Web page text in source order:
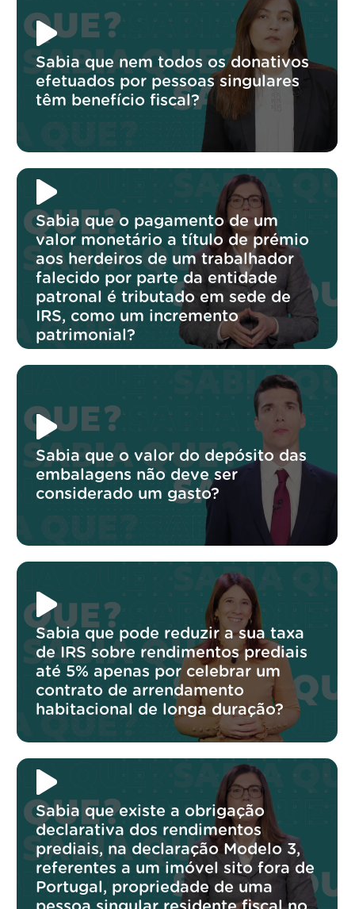
Sabia que nem todos os donativos
efetuados por pessoas singulares
têm benefício fiscal?
Sabia que o pagamento de um
valor monetário a título de prémio
aos herdeiros de um trabalhador
falecido por parte da entidade
patronal é tributado em sede de
IRS, como um incremento
patrimonial?
Sabia que o valor do depósito das
embalagens não deve ser
considerado um gasto?
Sabia que pode reduzir a sua taxa
de IRS sobre rendimentos prediais
até 5% apenas por celebrar um
contrato de arrendamento
habitacional de longa duração?
Sabia que existe a obrigação
declarativa dos rendimentos
prediais, na declaração Modelo 3,
referentes a um imóvel sito fora de
Portugal, propriedade de uma